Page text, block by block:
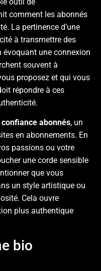
comment les abonnés
La pertinence d’une
à transmettre des
une connexion
souvent à
proposez et qui vous
répondre à ces
confiance abonnés, un
en abonnements. En
passions ou votre
une corde sensible
que vous
un style artistique ou
Cela ouvre
plus authentique
bio